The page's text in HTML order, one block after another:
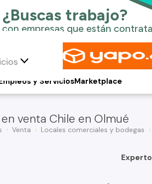
y ServiciosMarketplace
venta Chile en Olmué
Venta Locales comerciales y bodegas